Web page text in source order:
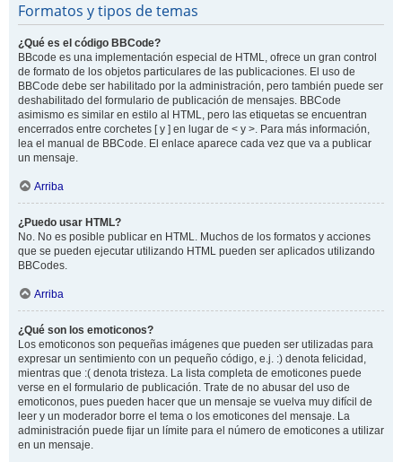
Formatos y tipos de temas
¿Qué es el código BBCode?
BBcode es una implementación especial de HTML, ofrece un gran control
de formato de los objetos particulares de las publicaciones. El uso de
BBCode debe ser habilitado por la administración, pero también puede ser
deshabilitado del formulario de publicación de mensajes. BBCode
asimismo es similar en estilo al HTML, pero las etiquetas se encuentran
encerrados entre corchetes [ y ] en lugar de < y >. Para más información,
lea el manual de BBCode. El enlace aparece cada vez que va a publicar
un mensaje.
Arriba
¿Puedo usar HTML?
No. No es posible publicar en HTML. Muchos de los formatos y acciones
que se pueden ejecutar utilizando HTML pueden ser aplicados utilizando
BBCodes.
Arriba
¿Qué son los emoticonos?
Los emoticonos son pequeñas imágenes que pueden ser utilizadas para
expresar un sentimiento con un pequeño código, e.j. :) denota felicidad,
mientras que :( denota tristeza. La lista completa de emoticones puede
verse en el formulario de publicación. Trate de no abusar del uso de
emoticonos, pues pueden hacer que un mensaje se vuelva muy difícil de
leer y un moderador borre el tema o los emoticones del mensaje. La
administración puede fijar un límite para el número de emoticones a utilizar
en un mensaje.